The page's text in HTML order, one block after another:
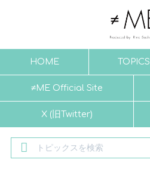
HOME TOPICS
≠ME Official Site
X (旧Twitter)